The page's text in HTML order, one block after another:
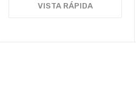
VISTA RÁPIDA